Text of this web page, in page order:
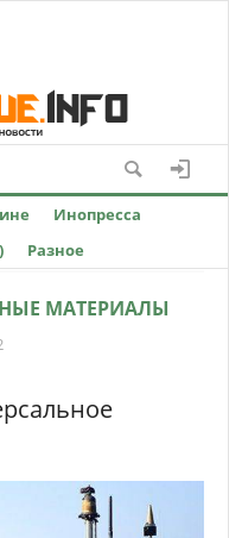
Инопресса
Разное
МАТЕРИАЛЫ